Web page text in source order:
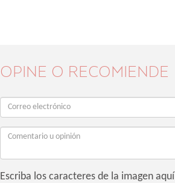
OPINE O RECOMIENDE
Escriba los caracteres de la imagen aquí